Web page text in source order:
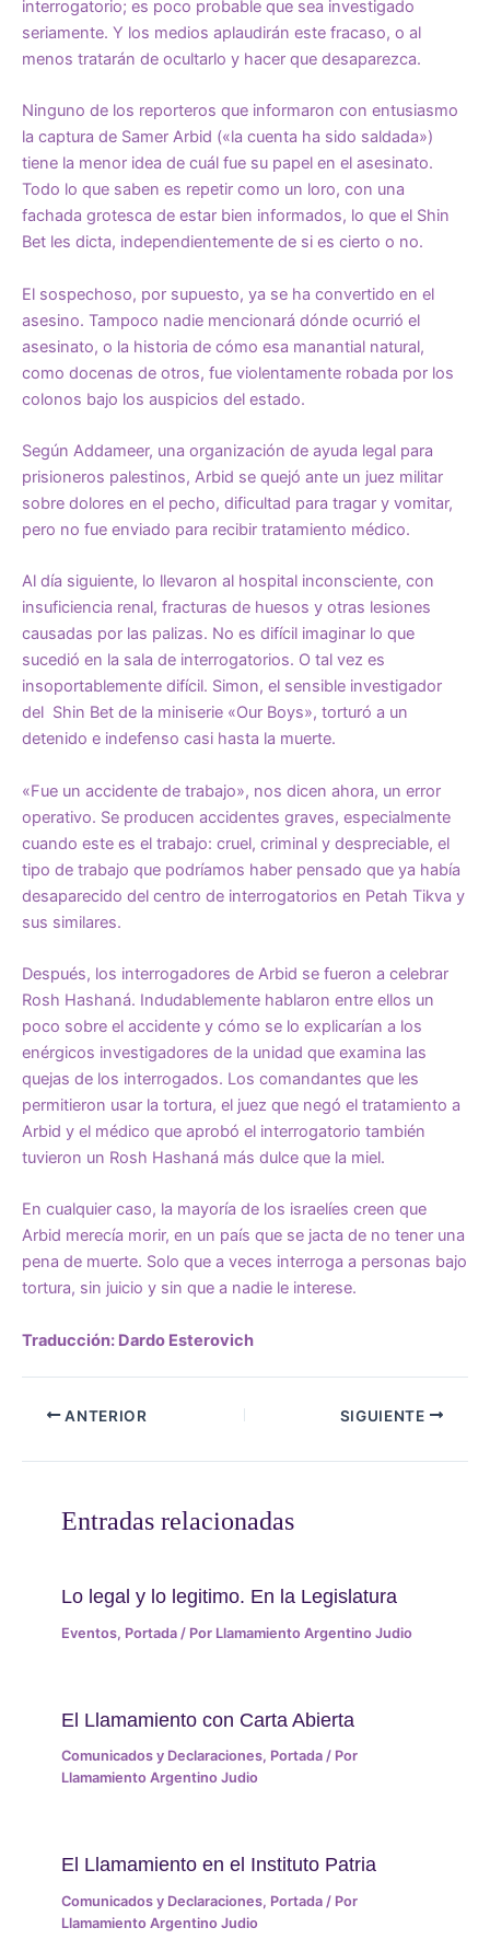
interrogatorio; es poco probable que sea investigado
seriamente. Y los medios aplaudirán este fracaso, o al
menos tratarán de ocultarlo y hacer que desaparezca.
Ninguno de los reporteros que informaron con entusiasmo
la captura de Samer Arbid («la cuenta ha sido saldada»)
tiene la menor idea de cuál fue su papel en el asesinato.
Todo lo que saben es repetir como un loro, con una
fachada grotesca de estar bien informados, lo que el Shin
Bet les dicta, independientemente de si es cierto o no.
El sospechoso, por supuesto, ya se ha convertido en el
asesino. Tampoco nadie mencionará dónde ocurrió el
asesinato, o la historia de cómo esa manantial natural,
como docenas de otros, fue violentamente robada por los
colonos bajo los auspicios del estado.
Según Addameer, una organización de ayuda legal para
prisioneros palestinos, Arbid se quejó ante un juez militar
sobre dolores en el pecho, dificultad para tragar y vomitar,
pero no fue enviado para recibir tratamiento médico.
Al día siguiente, lo llevaron al hospital inconsciente, con
insuficiencia renal, fracturas de huesos y otras lesiones
causadas por las palizas. No es difícil imaginar lo que
sucedió en la sala de interrogatorios. O tal vez es
insoportablemente difícil. Simon, el sensible investigador
del Shin Bet de la miniserie «Our Boys», torturó a un
detenido e indefenso casi hasta la muerte.
«Fue un accidente de trabajo», nos dicen ahora, un error
operativo. Se producen accidentes graves, especialmente
cuando este es el trabajo: cruel, criminal y despreciable, el
tipo de trabajo que podríamos haber pensado que ya había
desaparecido del centro de interrogatorios en Petah Tikva y
sus similares.
Después, los interrogadores de Arbid se fueron a celebrar
Rosh Hashaná. Indudablemente hablaron entre ellos un
poco sobre el accidente y cómo se lo explicarían a los
enérgicos investigadores de la unidad que examina las
quejas de los interrogados. Los comandantes que les
permitieron usar la tortura, el juez que negó el tratamiento a
Arbid y el médico que aprobó el interrogatorio también
tuvieron un Rosh Hashaná más dulce que la miel.
En cualquier caso, la mayoría de los israelíes creen que
Arbid merecía morir, en un país que se jacta de no tener una
pena de muerte. Solo que a veces interroga a personas bajo
tortura, sin juicio y sin que a nadie le interese.
Traducción: Dardo Esterovich
ANTERIOR SIGUIENTE
Entradas relacionadas
Lo legal y lo legitimo. En la Legislatura
Eventos, Portada / Por Llamamiento Argentino Judio
El Llamamiento con Carta Abierta
Comunicados y Declaraciones, Portada / Por
Llamamiento Argentino Judio
El Llamamiento en el Instituto Patria
Comunicados y Declaraciones, Portada / Por
Llamamiento Argentino Judio